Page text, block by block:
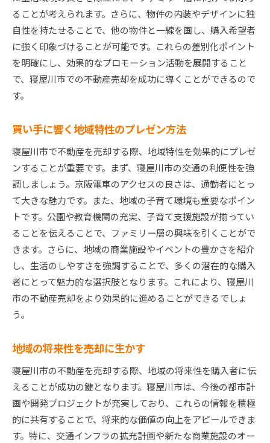
ることが考えられます。さらに、物件の内装やデザインに独
自性を持たせることで、他の物件と一線を画し、購入希望者
に強く印象づけることが可能です。これらの差別化ポイント
を明確にし、効果的なプロモーション活動を展開すること
で、寝屋川市での不動産売却を成功に導くことができるので
す。
買い手に響く地域特性のプレゼン方法
寝屋川市で不動産を売却する際、地域特性を効果的にプレゼ
ンすることが重要です。まず、寝屋川市の交通の利便性を強
調しましょう。京阪電車のアクセスの良さは、通勤者にとっ
て大きな魅力です。また、地域の子育て環境も重要なポイン
トです。公園や教育機関の充実、子育て支援施設が揃ってい
ることを伝えることで、ファミリー層の興味を引くことがで
きます。さらに、地域の商業施設やイベントの豊かさを紹介
し、生活のしやすさを強調することで、多くの潜在的な購入
者にとって魅力的な選択肢となります。これにより、寝屋川
市の不動産売却をより効果的に進めることができるでしょ
う。
地域の将来性を売却に生かす
寝屋川市の不動産を売却する際、地域の将来性を購入者に伝
えることが成功の鍵となります。寝屋川市は、今後の都市計
画や開発プロジェクトが充実しており、これらの情報を積極
的に共有することで、将来的な価値の向上をアピールできま
す。特に、交通インフラの拡充計画や新たな商業施設のオー